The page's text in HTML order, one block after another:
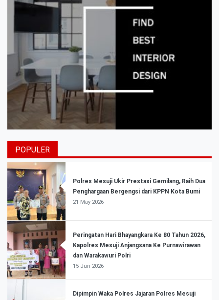
POPULER
Polres Mesuji Ukir Prestasi Gemilang, Raih Dua
Penghargaan Bergengsi dari KPPN Kota Bumi
21 May 2026
Peringatan Hari Bhayangkara Ke 80 Tahun 2026,
Kapolres Mesuji Anjangsana Ke Purnawirawan
dan Warakawuri Polri
15 Jun 2026
Dipimpin Waka Polres Jajaran Polres Mesuji